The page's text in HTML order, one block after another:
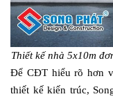
Thiết kế nhà 5x10m
Để CĐT hiểu rõ hơn
thiết kế kiến trúc,